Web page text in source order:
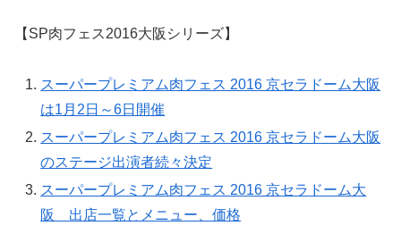
【SP肉フェス2016大阪シリーズ】
スーパープレミアム肉フェス 2016 京セラドーム大阪
は1月2日～6日開催
スーパープレミアム肉フェス 2016 京セラドーム大阪
のステージ出演者続々決定
スーパープレミアム肉フェス 2016 京セラドーム大
阪 出店一覧とメニュー、価格